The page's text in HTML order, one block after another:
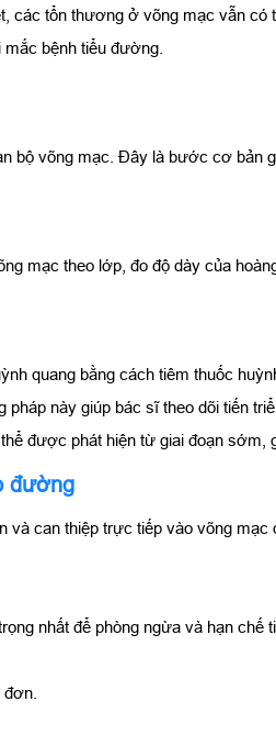
các tổn thương ở võng mạc vẫn
bệnh tiểu đường.
bộ võng mạc. Đây là bước cơ
mạc theo lớp, đo độ dày của
quang bằng cách tiêm thuốc
này giúp bác sĩ theo dõi tiến
được phát hiện từ giai đoạn
đường
và can thiệp trực tiếp vào võng
nhất để phòng ngừa và hạn chế